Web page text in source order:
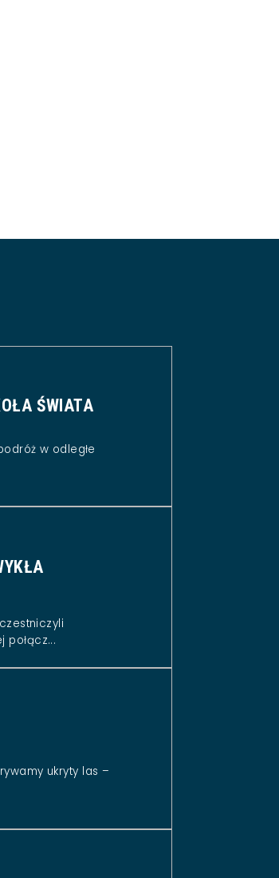
ŚWIATA
w odległe
połącz...
ukryty las –